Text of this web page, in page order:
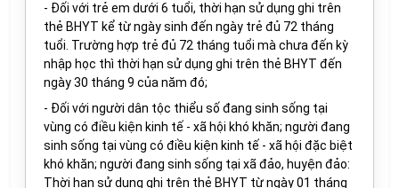
- Đối với trẻ em dưới 6 tuổi, thời hạn sử dụng ghi trên
thẻ BHYT kể từ ngày sinh đến ngày trẻ đủ 72 tháng
tuổi. Trường hợp trẻ đủ 72 tháng tuổi mà chưa đến kỳ
nhập học thì thời hạn sử dụng ghi trên thẻ BHYT đến
ngày 30 tháng 9 của năm đó;
- Đối với người dân tộc thiểu số đang sinh sống tại
vùng có điều kiện kinh tế - xã hội khó khăn; người đang
sinh sống tại vùng có điều kiện kinh tế - xã hội đặc biệt
khó khăn; người đang sinh sống tại xã đảo, huyện đảo:
Thời hạn sử dụng ghi trên thẻ BHYT từ ngày 01 tháng